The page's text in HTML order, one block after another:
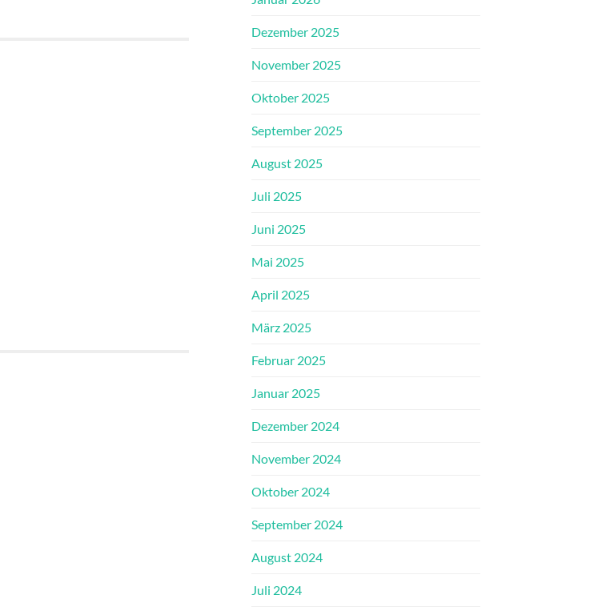
Dezember 2025
November 2025
Oktober 2025
September 2025
August 2025
Juli 2025
Juni 2025
Mai 2025
April 2025
März 2025
Februar 2025
Januar 2025
Dezember 2024
November 2024
Oktober 2024
September 2024
August 2024
Juli 2024